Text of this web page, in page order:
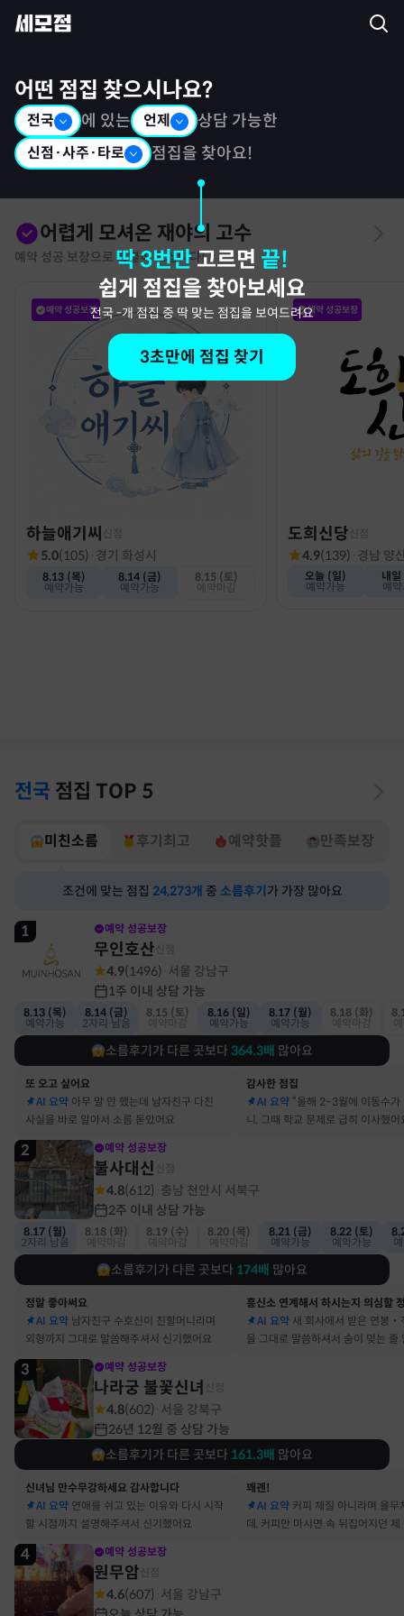
어떤 점집 찾으시나요?
전국 에 있는 언제 상담 가능한
신점·사주·타로 점집을 찾아요!
딱 3번만 고르면 끝!
쉽게 점집을 찾아보세요
전국-개 점집 중 딱 맞는 점집을 보여드려요
3초만에 점집 찾기
어렵게 모셔온 재야의 고수
예약 성공 보장으로 특별히 모십니다!
예약 성공보장
하늘애기씨
5.0(105) · 경기 화성시
8.13 (목)
예약가능
8.14 (금)
예약가능
8.15 (토)
예약 성공보장
도희신당
4.9(139) · 경남 양
오늘 (일)
예약가능
내
예
전국 점집 TOP 5
미친소름 후기최고 예약핫플 만족보장
조건에 맞는 점집 24,273개 중 소름후기 가 가장 많아요
1 예약 성공보장
무인호산
4.9(1496) 서울 강남구
1주 이내 상담 가능
8.13 (목)
예약가능
8.14 (금)
2자리 남음
8.15 (토)
8.16 (일)
예약가능
8.17 (월)
예약가능
8.18 (화)
소름후기가 다른 곳보다 364.3배 많아요
또 오고 싶어요
AI 요약 아무 말 안 했는데 남자친구 다친
사실을 바로 알아서 소름 돋았어요
감사한 점집
AI 요약 “올해 2~3월에 이동수가
니, 그때 학교 문제로 급히 이사했어
2 예약 성공보장
불사대신
4.8(612) 충남 천안시 서북구
2주 이내 상담 가능
8.17 (월)
2자리 남음
8.18 (화)
8.19 (수)
8.20 (목)
8.21 (금)
예약가능
8.22 (토)
예약가능
소름후기가 다른 곳보다 174배 많아요
정말 좋아써요
AI 요약 남자친구 수호신이 친할머니라며
외형까지 그대로 말씀해주셔서 신기했어요
AI 요약 새 회사에서 받은 연봉‧
을 그대로 말씀하셔서 숨이 멎는 줄
3 예약 성공보장
나라궁 불꽃신녀
4.8(602) 서울 강북구
26년 12월 중 상담 가능
소름후기가 다른 곳보다 161.3배 많아요
신녀님 만수무강하세요 감사합니다
AI 요약 연애를 쉬고 있는 이유와 다시 시작
할 시점까지 설명해주셔서 신기했어요
꽤괜!
AI 요약 커피 체질 아니라며 율무
데, 커피만 마시면 속 뒤집어지던 제
4 예약 성공보장
원무암
4.6(607) 서울 강남구